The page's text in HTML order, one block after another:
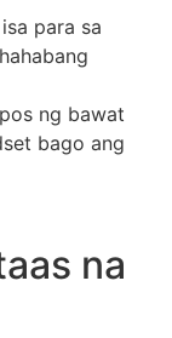
para sa
ng bawat
bago ang
na